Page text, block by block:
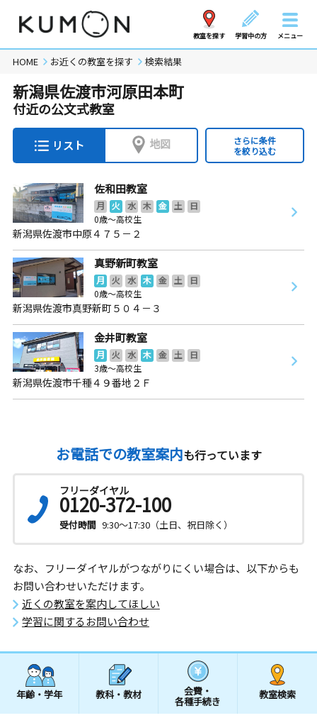
教室を探す 学習中の方 メニュー
HOME お近くの教室を探す 検索結果
新潟県佐渡市河原田本町
付近の公文式教室
リスト 地図
さらに条件
を絞り込む
佐和田教室
月 火 水 木 金 土
日
0歳～高校生
新潟県佐渡市中原４７５－２
真野新町教室
月 火 水 木 金 土
日
0歳～高校生
新潟県佐渡市真野新町５０４－３
金井町教室
月 火 水 木 金 土
日
3歳～高校生
新潟県佐渡市千種４９番地２Ｆ
お電話での教室案内も行っています
フリーダイヤル
0120-372-100
受付時間 9:30～17:30（土日、祝日除く）
なお、フリーダイヤルがつながりにくい場合は、以下からも
お問い合わせいただけます。
近くの教室を案内してほしい
学習に関するお問い合わせ
年齢・学年 教科・教材 会費・
各種手続き
教室検索